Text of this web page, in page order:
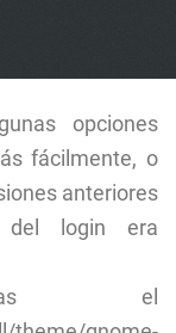
opciones
fácilmente, o
anteriores
del login era
el